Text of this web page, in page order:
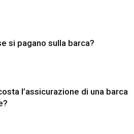
si pagano sulla barca?
l’assicurazione di una barca